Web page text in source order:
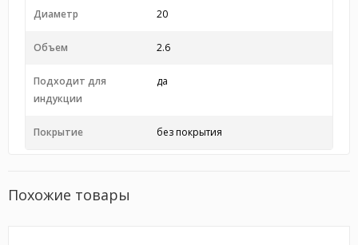
Диаметр 20
Объем 2.6
Подходит для
индукции
да
Покрытие без покрытия
Похожие товары